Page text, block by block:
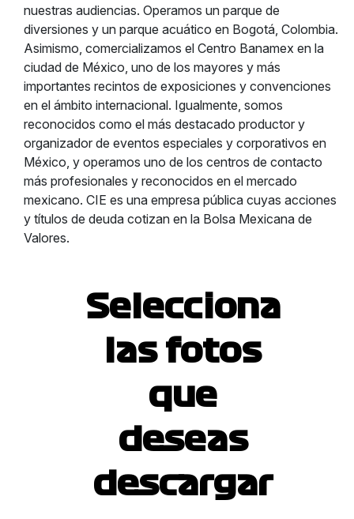
nuestras audiencias. Operamos un parque de
diversiones y un parque acuático en Bogotá, Colombia.
Asimismo, comercializamos el Centro Banamex en la
ciudad de México, uno de los mayores y más
importantes recintos de exposiciones y convenciones
en el ámbito internacional. Igualmente, somos
reconocidos como el más destacado productor y
organizador de eventos especiales y corporativos en
México, y operamos uno de los centros de contacto
más profesionales y reconocidos en el mercado
mexicano. CIE es una empresa pública cuyas acciones
y títulos de deuda cotizan en la Bolsa Mexicana de
Valores.
Selecciona
las fotos
que
deseas
descargar